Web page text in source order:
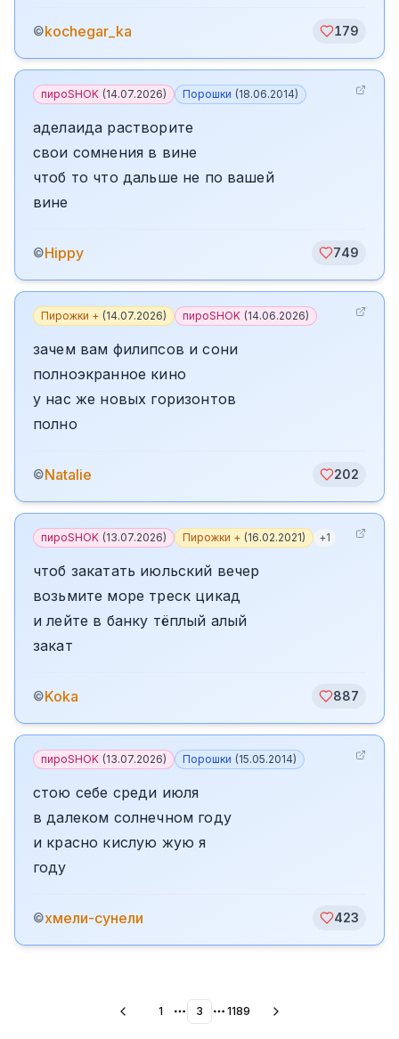
©kochegar_ka 179
пироSHOK (14.07.2026) Порошки (18.06.2014)
аделаида растворите
свои сомнения в вине
чтоб то что дальше не по вашей
вине
©Hippy 749
Пирожки + (14.07.2026) пироSHOK (14.06.2026)
зачем вам филипсов и сони
полноэкранное кино
у нас же новых горизонтов
полно
©Natalie 202
пироSHOK (13.07.2026) Пирожки + (16.02.2021) +1
чтоб закатать июльский вечер
возьмите море треск цикад
и лейте в банку тёплый алый
закат
©Koka 887
пироSHOK (13.07.2026) Порошки (15.05.2014)
стою себе среди июля
в далеком солнечном году
и красно кислую жую я
году
©хмели-сунели 423
1 More pages
3 More pages
1189